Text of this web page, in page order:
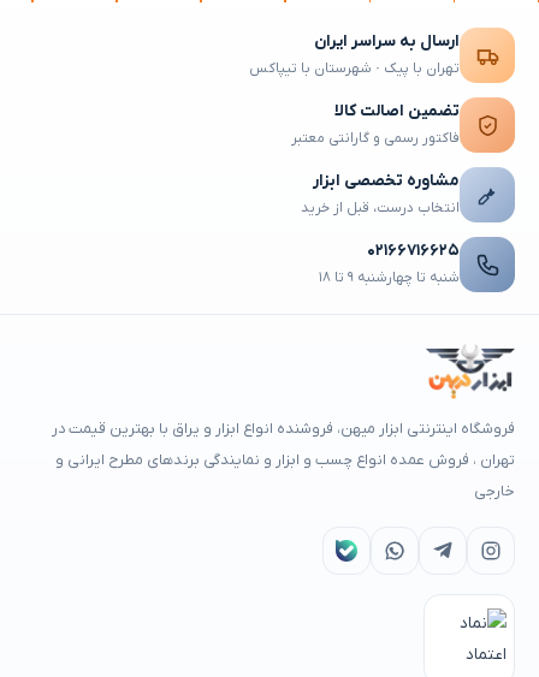
ارسال به سراسر ایران
تهران با پیک · شهرستان با تیپاکس
تضمین اصالت کالا
فاکتور رسمی و گارانتی معتبر
مشاوره تخصصی ابزار
انتخاب درست، قبل از خرید
۰۲۱۶۶۷۱۶۶۲۵
شنبه تا چهارشنبه ۹ تا ۱۸
فروشگاه اینترنتی ابزار میهن، فروشنده انواع ابزار و یراق با بهترین قیمت در
تهران ، فروش عمده انواع چسب و ابزار و نمایندگی برندهای مطرح ایرانی و
خارجی